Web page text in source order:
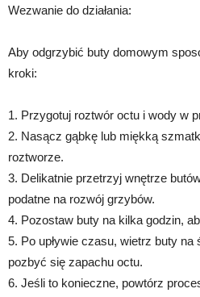
Wezwanie do działania:
Aby odgrzybić buty domowym
kroki:
1. Przygotuj roztwór octu i wody w
2. Nasącz gąbkę lub miękką
roztworze.
3. Delikatnie przetrzyj wnętrze
podatne na rozwój grzybów.
4. Pozostaw buty na kilka godzin,
5. Po upływie czasu, wietrz buty
pozbyć się zapachu octu.
6. Jeśli to konieczne, powtórz